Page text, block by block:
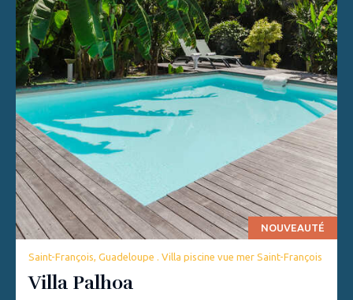
NOUVEAUTÉ
Saint-François, Guadeloupe . Villa piscine vue mer Saint-François
Villa Palhoa